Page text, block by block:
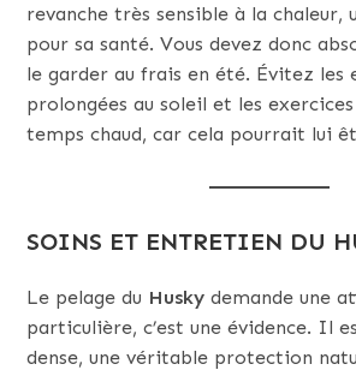
revanche très sensible à la chaleur,
pour sa santé. Vous devez donc
le garder au frais en été. Évitez les
prolongées au soleil et les
temps chaud, car cela pourrait lui
SOINS ET ENTRETIEN DU
Le pelage du Husky demande une
particulière, c’est une évidence. Il
dense, une véritable protection